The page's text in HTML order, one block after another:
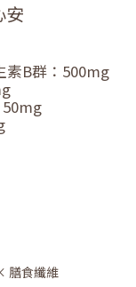
安
B群：500mg
膳食纖維